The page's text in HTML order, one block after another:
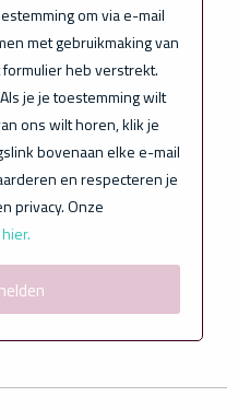
om via e-mail
met gebruikmaking van
heb verstrekt.
je je toestemming wilt
ons wilt horen, klik je
bovenaan elke e-mail
en respecteren je
privacy. Onze
hier.